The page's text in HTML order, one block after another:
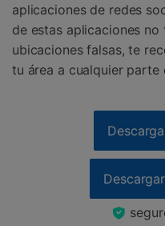
aplicaciones de redes
de estas aplicaciones
ubicaciones falsas, te
tu área a cualquier parte